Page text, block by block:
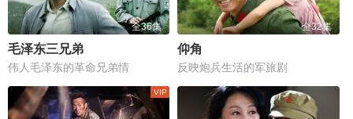
全36集
毛泽东三兄弟
伟人毛泽东的革命兄弟情
全32集
仰角
反映炮兵生活的军旅剧